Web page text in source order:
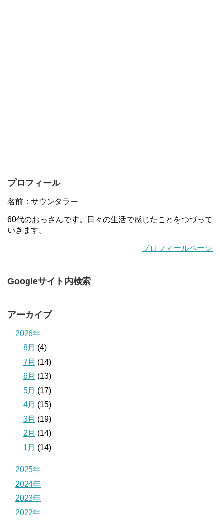
プロフィール
名前：サウンタラー
60代のおっさんです。日々の生活で感じたことをつづって
いきます。
プロフィールページ
Googleサイト内検索
アーカイブ
2026年
8月 (4)
7月 (14)
6月 (13)
5月 (17)
4月 (15)
3月 (19)
2月 (14)
1月 (14)
2025年
2024年
2023年
2022年